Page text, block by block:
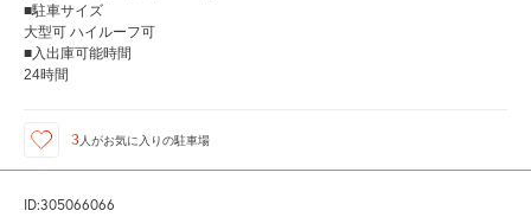
■駐車サイズ
大型可 ハイルーフ可
■入出庫可能時間
24時間
3人がお気に入りの駐車場
ID:305066066